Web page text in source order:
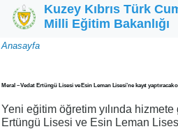
Ana içeriğe atla
Kuzey Kıbrıs Türk
Milli Eğitim Bakanlığı
Sayfa
Anasayfa
Meral – Vedat Ertüngü Lisesi ve Esin Leman Lisesi’ne kayıt
Yeni eğitim öğretim yılında
Ertüngü Lisesi ve Esin Leman